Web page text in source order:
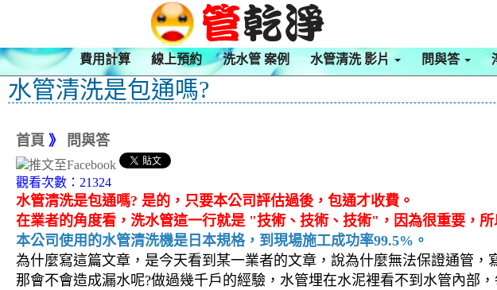
費用計算 線上預約 洗水管 案例 水管清洗 影片 問與答
水管清洗是包通嗎?
首頁 》 問與答
觀看次數：21324
水管清洗是包通嗎? 是的，只要本公司評估過後，包通才收費。
在業者的角度看，洗水管這一行就是 "技術、 技術 、 技術"，因為很重要，所
本公司使用的水管清洗機是日本規格，到現場施工成功率99.5%。
為什麼寫這篇文章，是今天看到某一業者的文章，說為什麼無法保證通管，
那會不會造成漏水呢?做過幾千戶的經驗，水管埋在水泥裡看不到水管內部